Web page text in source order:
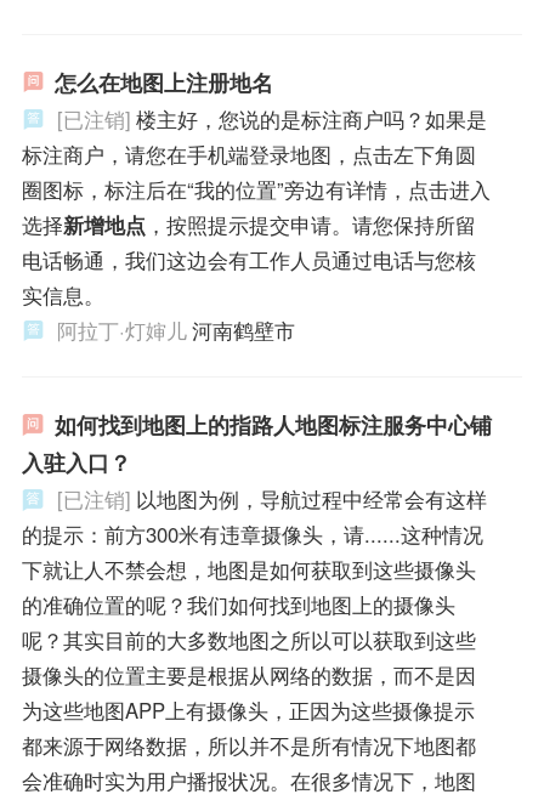
怎么在地图上注册地名
[已注销] 楼主好，您说的是标注商户吗？如果是
标注商户，请您在手机端登录地图，点击左下角圆
圈图标，标注后在“我的位置”旁边有详情，点击进入
选择新增地点 ，按照提示提交申请。请您保持所留
电话畅通，我们这边会有工作人员通过电话与您核
实信息。
阿拉丁·灯婶儿河南鹤壁市
如何找到地图上的指路人地图标注服务中心铺
入驻入口？
[已注销] 以地图为例，导航过程中经常会有这样
的提示：前方300米有违章摄像头，请......这种情况
下就让人不禁会想，地图是如何获取到这些摄像头
的准确位置的呢？我们如何找到地图上的摄像头
呢？其实目前的大多数地图之所以可以获取到这些
摄像头的位置主要是根据从网络的数据，而不是因
为这些地图APP上有摄像头，正因为这些摄像提示
都来源于网络数据，所以并不是所有情况下地图都
会准确时实为用户播报状况。在很多情况下，地图